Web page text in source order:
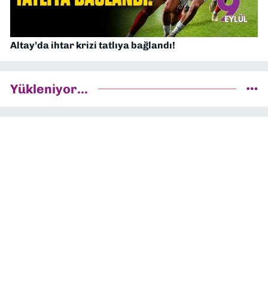
Altay’da ihtar krizi tatlıya bağlandı!
Yükleniyor...